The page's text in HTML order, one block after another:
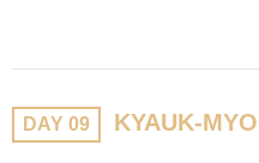
DAY 09 KYAUK-